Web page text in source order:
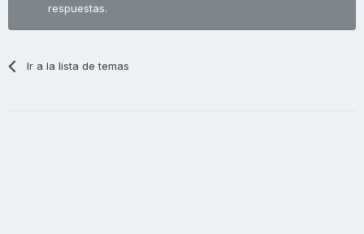
respuestas.
Ir a la lista de temas